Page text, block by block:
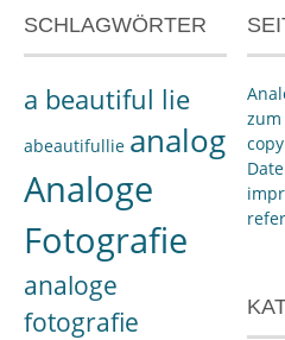
SCHLAGWÖRTER
a beautiful lie
abeautifullie analog
Analoge
Fotografie
analoge
fotografie